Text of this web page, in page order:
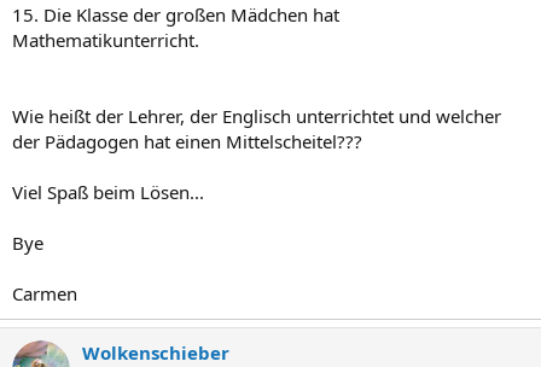
15. Die Klasse der großen Mädchen hat
Mathematikunterricht.
Wie heißt der Lehrer, der Englisch unterrichtet und welcher
der Pädagogen hat einen Mittelscheitel???
Viel Spaß beim Lösen...
Bye
Carmen
Wolkenschieber